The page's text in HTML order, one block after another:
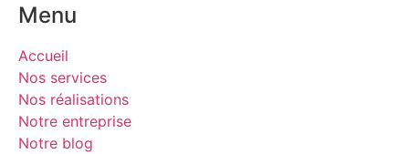
Menu
Accueil
Nos services
Nos réalisations
Notre entreprise
Notre blog